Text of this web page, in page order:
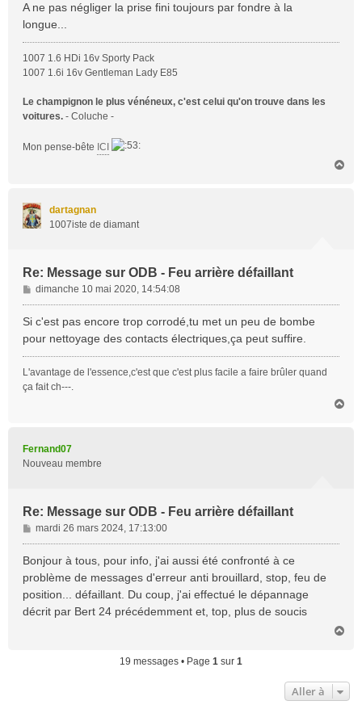
g
e
A ne pas négliger la prise fini toujours par fondre à la
longue...
1007 1.6 HDi 16v Sporty Pack
1007 1.6i 16v Gentleman Lady E85
Le champignon le plus vénéneux, c'est celui qu'on trouve dans les
voitures. - Coluche -
Mon pense-bête ICI
dartagnan
1007iste de diamant
Re: Message sur ODB - Feu arrière défaillant
M
e
s
e
dimanche 10 mai 2020, 14:54:08
Si c'est pas encore trop corrodé,tu met un peu de bombe
pour nettoyage des contacts électriques,ça peut suffire.
L'avantage de l'essence,c'est que c'est plus facile a faire brûler quand
ça fait ch---.
Fernand07
Nouveau membre
Re: Message sur ODB - Feu arrière défaillant
M
e
s
g
e
mardi 26 mars 2024, 17:13:00
Bonjour à tous, pour info, j'ai aussi été confronté à ce
problème de messages d'erreur anti brouillard, stop, feu de
position... défaillant. Du coup, j'ai effectué le dépannage
décrit par Bert 24 précédemment et, top, plus de soucis
19 messages • Page 1 sur 1
Aller à